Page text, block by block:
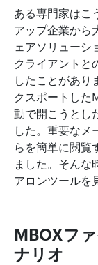
ある専門家はこ
アップ企業から
ェアソリューシ
クライアントと
したことがあり
クスポートした
動で開こうとし
した。重要なメ
らを簡単に閲覧
ました。そんな
アロンツールを
MBOXフ
ナリオ